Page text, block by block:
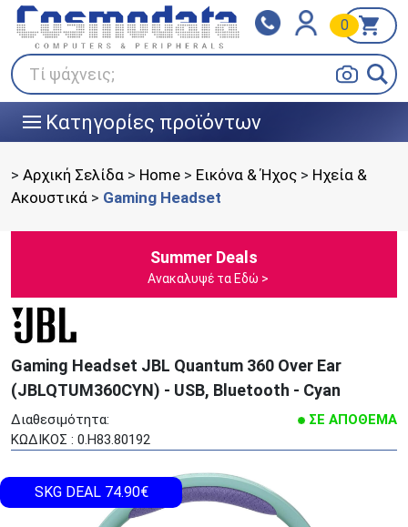
Τί ψάχνεις;
0
||| Κατηγορίες προϊόντων
Klarna
Πληρώστε σε 3
άτοκες δόσεις
BOX NOW
> Αρχική Σελίδα > Home > Εικόνα & Ήχος > Ηχεία &
Ακουστικά > Gaming Ηeadset
Summer Deals
Ανακαλυψέ τα Εδώ >
Gaming Headset JBL Quantum 360 Over Ear
(JBLQTUM360CYN) - USB, Bluetooth - Cyan
Διαθεσιμότητα:
ΣΕ ΑΠΟΘΕΜΑ
ΚΩΔΙΚΟΣ : 0.H83.80192
SKG DEAL 74.90€